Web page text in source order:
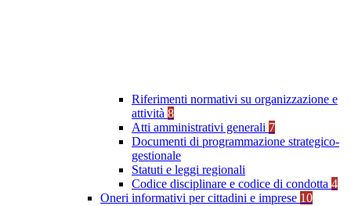
Riferimenti normativi su organizzazione e
attività 8
Atti amministrativi generali 7
Documenti di programmazione strategico-
gestionale
Statuti e leggi regionali
Codice disciplinare e codice di condotta 4
Oneri informativi per cittadini e imprese 10